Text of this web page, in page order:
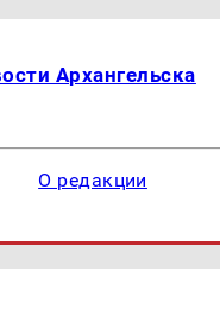
Архангельска
О редакции